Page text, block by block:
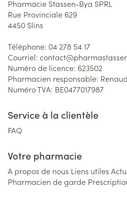
Pharmacie Stassen-Bya SPRL
Rue Provinciale 629
4450 Slins
Téléphone: 04 278 54 17
Courriel: contact@
Numéro de licence: 623502
Pharmacien responsable:
Numéro TVA: BE0477017987
Service à la clientèle
FAQ
Votre pharmacie
A propos de nous Liens utiles
Pharmacien de garde